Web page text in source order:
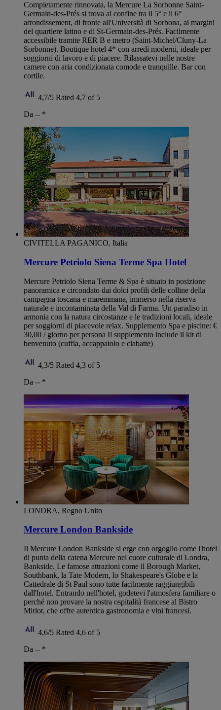
Completamente rinnovata, la Mercure La Sorbonne Saint-
Germain-des-Prés si trova al confine tra il 5° e il 6°
arrondissement, di fronte all'Università di Sorbona, ai margini
del quartiere latino e di St-Germain-des-Prés. Facilmente
accessibile tramite RER B e metro (Saint-Michel/Cluny-La
Sorbonne). Boutique hotel 4* con arredi moderni, ideale per
soggiorni di lavoro e di piacere. Rilassatevi nelle nostre
camere con aria condizionata comode e tranquille. Bar con
cortile.
4,7/5 Rated 4,7 of 5
Da -- *
CIVITELLA PAGANICO, Italia
Mercure Petriolo Siena Terme Spa Hotel
Mercure Petriolo Siena Terme & Spa è situato in posizione
panoramica e circondato dai dolci profili delle colline della
campagna toscana e maremmana, immerso nella riserva
naturale e incontaminata della Val di Farma. Un paradiso in
armonia con la natura circostanze e le tradizioni locali, ideale
per soggiorni di piacevole relax. Supplemento Spa e piscine: €
30,00 / giorno per persona Il supplemento include il kit di
benvenuto (cuffia, accappatoio e ciabatte)
4,3/5 Rated 4,3 of 5
Da -- *
LONDRA, Regno Unito
Mercure London Bankside
Il Mercure London Bankside si erge con orgoglio come l'hotel
di punta della catena Mercure nel cuore culturale di Londra,
Bankside. Le famose attrazioni come il Borough Market,
Southbank, la Tate Modern, lo Shakespeare's Globe e la
Cattedrale di St Paul sono tutte facilmente raggiungibili
dall'hotel. Entrando nell'hotel, godetevi l'atmosfera familiare o
perché non provare la nostra ospitalità francese al Bistro
Mirlot, che offre autentica gastronomia e vini francesi.
4,6/5 Rated 4,6 of 5
Da -- *